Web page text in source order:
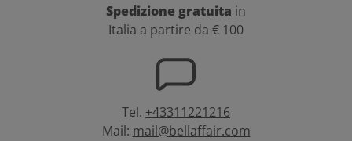
Spedizione gratuita in
Italia a partire da € 100
Tel. +43311221216
Mail: mail@bellaffair.com